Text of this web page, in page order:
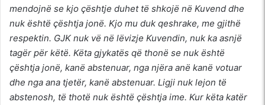
mendojnë se kjo çështje duhet të shkojë në Kuvend dhe
nuk është çështja jonë. Kjo mu duk qeshrake, me gjithë
respektin. GJK nuk vë në lëvizje Kuvendin, nuk ka asnjë
tagër për këtë. Këta gjykatës që thonë se nuk është
çështja jonë, kanë abstenuar, nga njëra anë kanë votuar
dhe nga ana tjetër, kanë abstenuar. Ligji nuk lejon të
abstenosh, të thotë nuk është çështja ime. Kur këta katër